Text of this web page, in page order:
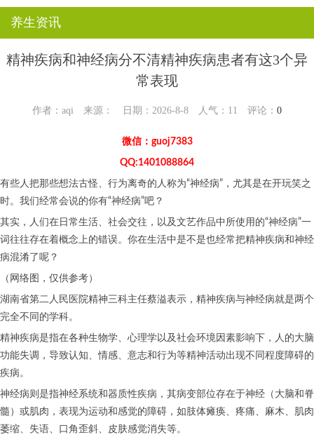
养生资讯
精神疾病和神经病分不清精神疾病患者有这3个异
常表现
作者：aqi 来源： 日期：2026-8-8 人气： 11 评论： 0
微信：guoj7383
QQ:1401088864
有些人把那些想法古怪、行为离奇的人称为“神经病”，尤其是在开玩笑之
时。我们经常会说的你有“神经病”吧？
其实，人们在日常生活、社会交往，以及文艺作品中所使用的“神经病”一
词往往存在着概念上的错误。你在生活中是不是也经常把精神疾病和神经
病混淆了呢？
（网络图，仅供参考）
湖南省第二人民医院精神三科主任蔡溢表示，精神疾病与神经病就是两个
完全不同的学科。
精神疾病是指在各种生物学、心理学以及社会环境因素影响下，人的大脑
功能失调，导致认知、情感、意志和行为等精神活动出现不同程度障碍的
疾病。
神经病则是指神经系统和器质性疾病，其病变部位存在于神经（大脑和脊
髓）或肌肉，表现为运动和感觉的障碍，如肢体瘫痪、疼痛、麻木、肌肉
萎缩、失语、口角歪斜、皮肤感觉消失等。